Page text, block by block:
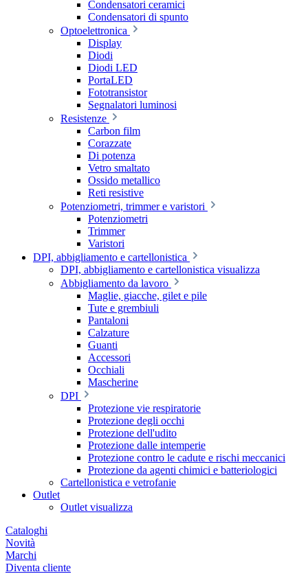
Condensatori ceramici
Condensatori di spunto
Optoelettronica
Display
Diodi
Diodi LED
PortaLED
Fototransistor
Segnalatori luminosi
Resistenze
Carbon film
Corazzate
Di potenza
Vetro smaltato
Ossido metallico
Reti resistive
Potenziometri, trimmer e varistori
Potenziometri
Trimmer
Varistori
DPI, abbigliamento e cartellonistica
DPI, abbigliamento e cartellonistica visualizza
Abbigliamento da lavoro
Maglie, giacche, gilet e pile
Tute e grembiuli
Pantaloni
Calzature
Guanti
Accessori
Occhiali
Mascherine
DPI
Protezione vie respiratorie
Protezione degli occhi
Protezione dell'udito
Protezione dalle intemperie
Protezione contro le cadute e rischi meccanici
Protezione da agenti chimici e batteriologici
Cartellonistica e vetrofanie
Outlet
Outlet visualizza
Cataloghi
Novità
Marchi
Diventa cliente